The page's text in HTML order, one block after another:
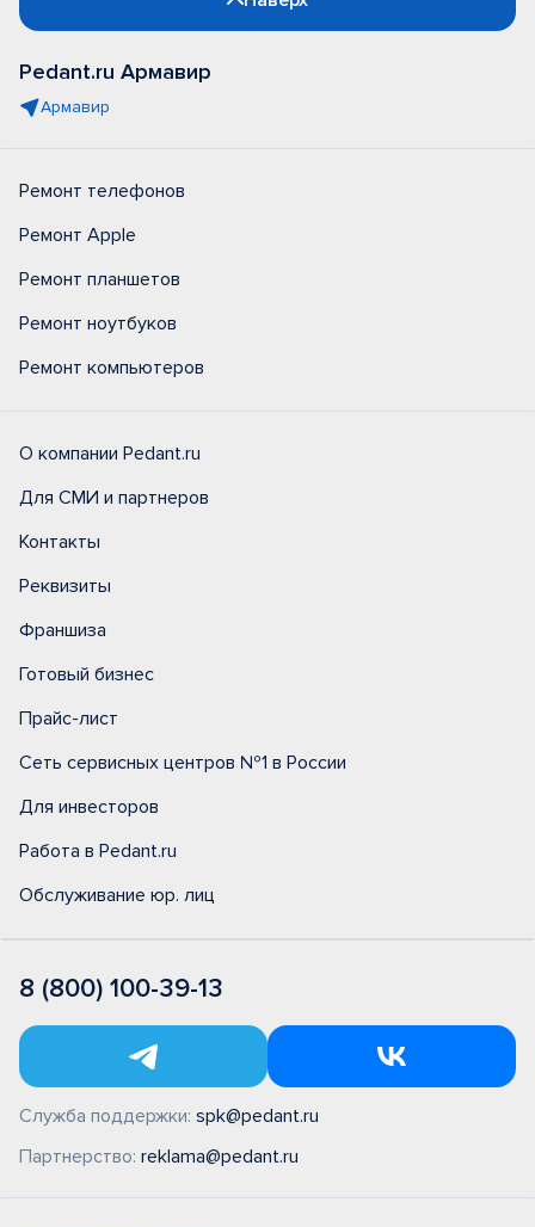
Pedant.ru Армавир
Армавир
Ремонт телефонов
Ремонт Apple
Ремонт планшетов
Ремонт ноутбуков
Ремонт компьютеров
О компании Pedant.ru
Для СМИ и партнеров
Контакты
Реквизиты
Франшиза
Готовый бизнес
Прайс-лист
Сеть сервисных центров №1 в России
Для инвесторов
Работа в Pedant.ru
Обслуживание юр. лиц
8 (800) 100-39-13
Служба поддержки: spk@pedant.ru
Партнерство: reklama@pedant.ru